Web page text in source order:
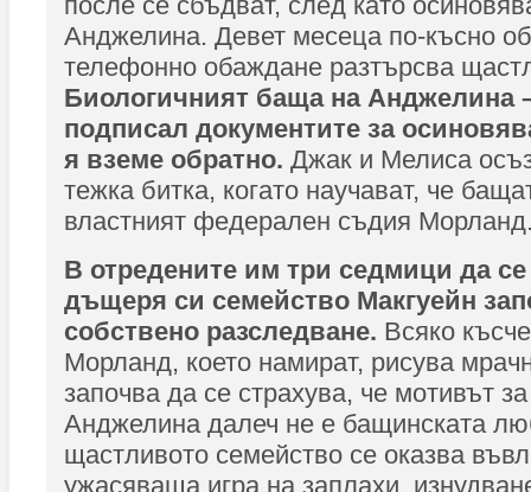
Анджелина. Девет месеца по-късно
телефонно обаждане разтърсва
Биологичният баща на Анджелина
подписал документите за
я вземе обратно. Джак и Мелиса
тежка битка, когато научават, че
властният федерален съдия
В отредените им три седмици да се
дъщеря си семейство Макгуейн
собствено разследване. Всяко
Морланд, което намират, рисува
започва да се страхува, че мотивът
Анджелина далеч не е бащинската
щастливото семейство се оказва
ужасяваща игра на заплахи,